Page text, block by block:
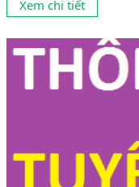
2018, cụ thể như sau :
Xem chi tiết